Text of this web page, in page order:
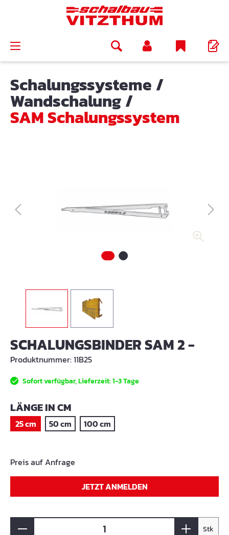
Schalungssysteme /
Wandschalung/
SAM Schalungssystem
SCHALUNGSBINDER SAM 2 -
Produktnummer:11B25
Sofort verfügbar, Lieferzeit: 1-3 Tage
LÄNGE IN CMAUSWÄHLEN
25 cm 50 cm 100 cm
Preis auf Anfrage
JETZT ANMELDEN
Stk